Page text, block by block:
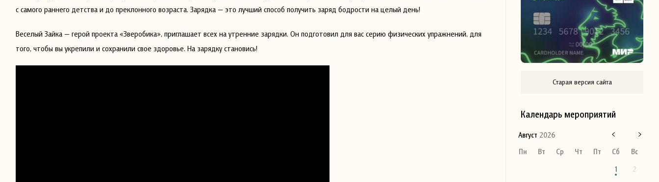
с самого раннего детства и до преклонного возраста. Зарядка — это лучший способ получить заряд бодрости на целый день!
Веселый Зайка — герой проекта «Зверобика», приглашает всех на утренние зарядки. Он подготовил для вас серию физических упражнений, для
того, чтобы вы укрепили и сохранили свое здоровье. На зарядку становись!
Старая версия сайта
Календарь мероприятий
Август 2026
Пн
Вт Ср Чт Пт Сб
Вс
1
2